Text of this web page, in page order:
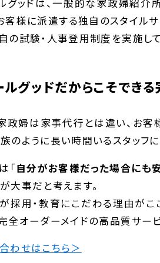
グッドは、一般的な家政婦紹
客様に派遣する独自のスタイル
の試験・人事登用制度を実施し
ルグッドだからこそでき
政婦は家事代行とは違い、お客
のように長い時間いるスタッフ
「自分がお客様だった場合にも
大事だと考えます。
採用・教育にこだわる理由がこ
全オーダーメイドの高品質サー
わせはこちら＞